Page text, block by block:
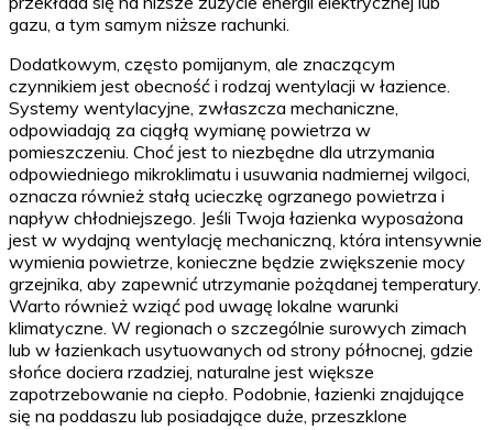
gazu, a tym samym niższe rachunki.
Dodatkowym, często pomijanym, ale znaczącym
czynnikiem jest obecność i rodzaj wentylacji w łazience.
Systemy wentylacyjne, zwłaszcza mechaniczne,
odpowiadają za ciągłą wymianę powietrza w
pomieszczeniu. Choć jest to niezbędne dla utrzymania
odpowiedniego mikroklimatu i usuwania nadmiernej wilgoci,
oznacza również stałą ucieczkę ogrzanego powietrza i
napływ chłodniejszego. Jeśli Twoja łazienka wyposażona
jest w wydajną wentylację mechaniczną, która intensywnie
wymienia powietrze, konieczne będzie zwiększenie mocy
grzejnika, aby zapewnić utrzymanie pożądanej temperatury.
Warto również wziąć pod uwagę lokalne warunki
klimatyczne. W regionach o szczególnie surowych zimach
lub w łazienkach usytuowanych od strony północnej, gdzie
słońce dociera rzadziej, naturalne jest większe
zapotrzebowanie na ciepło. Podobnie, łazienki znajdujące
się na poddaszu lub posiadające duże, przeszklone